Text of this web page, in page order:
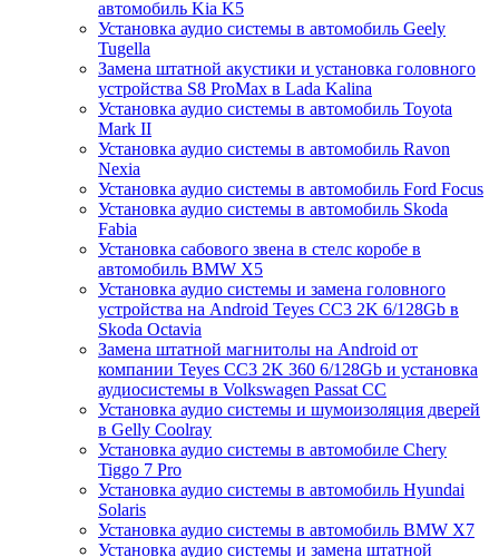
автомобиль Kia K5
Установка аудио системы в автомобиль Geely
Tugella
Замена штатной акустики и установка головного
устройства S8 ProMax в Lada Kalina
Установка аудио системы в автомобиль Toyota
Mark II
Установка аудио системы в автомобиль Ravon
Nexia
Установка аудио системы в автомобиль Ford Focus
Установка аудио системы в автомобиль Skoda
Fabia
Установка сабового звена в стелс коробе в
автомобиль BMW X5
Установка аудио системы и замена головного
устройства на Android Teyes CC3 2K 6/128Gb в
Skoda Octavia
Замена штатной магнитолы на Android от
компании Teyes CC3 2K 360 6/128Gb и установка
аудиосистемы в Volkswagen Passat CC
Установка аудио системы и шумоизоляция дверей
в Gelly Coolray
Установка аудио системы в автомобиле Chery
Tiggo 7 Pro
Установка аудио системы в автомобиль Hyundai
Solaris
Установка аудио системы в автомобиль BMW X7
Установка аудио системы и замена штатной